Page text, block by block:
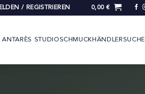
/ REGISTRIEREN 0,00 €
ANTARÈS STUDIOSCHMUCK HÄNDLERSUCHE